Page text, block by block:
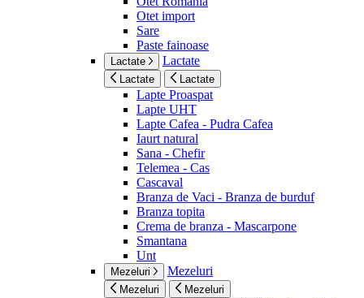
Otet import
Sare
Paste fainoase
Lactate Lactate
Lactate Lactate
Lapte Proaspat
Lapte UHT
Lapte Cafea - Pudra Cafea
Iaurt natural
Sana - Chefir
Telemea - Cas
Cascaval
Branza de Vaci - Branza de burduf
Branza topita
Crema de branza - Mascarpone
Smantana
Unt
Mezeluri Mezeluri
Mezeluri
Mezeluri